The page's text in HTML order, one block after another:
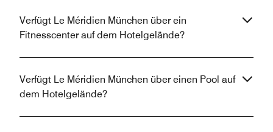
Verfügt Le Méridien München über ein
Fitnesscenter auf dem Hotelgelände?
Verfügt Le Méridien München über einen Pool auf
dem Hotelgelände?